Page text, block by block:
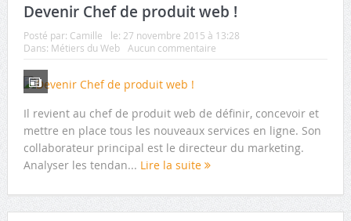
Devenir Chef de produit web !
Posté par: Camille le: 27 novembre 2015 à 13:28
Dans: Métiers du Web Aucun commentaire
Il revient au chef de produit web de définir, concevoir et
mettre en place tous les nouveaux services en ligne. Son
collaborateur principal est le directeur du marketing.
Analyser les tendan... Lire la suite